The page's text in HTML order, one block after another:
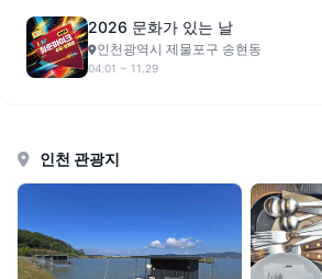
2026 문화가 있는 날
인천광역시 제물포구 송현동
04.01 ~ 11.29
인천 관광지